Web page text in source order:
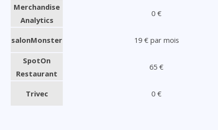
Merchandise
Analytics
0 €
salonMonster 19 € par mois
SpotOn
Restaurant
65 €
Trivec 0 €